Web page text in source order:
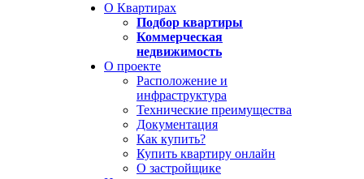
О Квартирах
Подбор квартиры
Коммерческая
недвижимость
О проекте
Расположение и
инфраструктура
Технические преимущества
Документация
Как купить?
Купить квартиру онлайн
О застройщике